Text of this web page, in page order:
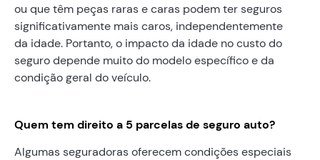
ou que têm peças raras e caras podem ter seguros
significativamente mais caros, independentemente
da idade. Portanto, o impacto da idade no custo do
seguro depende muito do modelo específico e da
condição geral do veículo.
Quem tem direito a 5 parcelas de seguro auto?
Algumas seguradoras oferecem condições especiais